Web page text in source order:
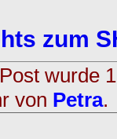
zum
wurde
von Petra.